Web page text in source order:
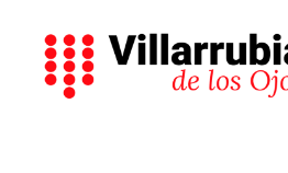
contenido